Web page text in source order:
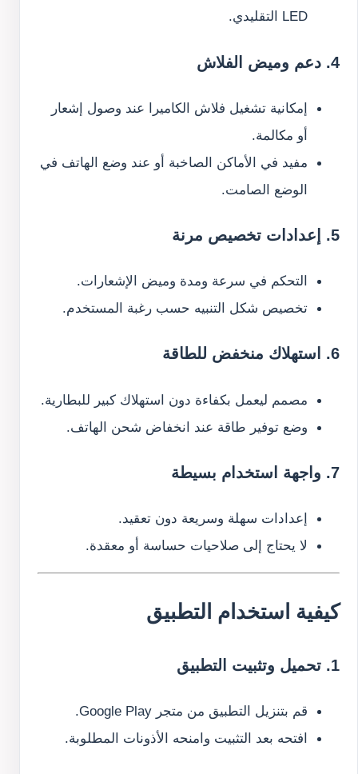
LED التقليدي.
4. دعم وميض الفلاش
إمكانية تشغيل فلاش الكاميرا عند وصول إشعار
أو مكالمة.
مفيد في الأماكن الصاخبة أو عند وضع الهاتف في
الوضع الصامت.
5. إعدادات تخصيص مرنة
التحكم في سرعة ومدة وميض الإشعارات.
تخصيص شكل التنبيه حسب رغبة المستخدم.
6. استهلاك منخفض للطاقة
مصمم ليعمل بكفاءة دون استهلاك كبير للبطارية.
وضع توفير طاقة عند انخفاض شحن الهاتف.
7. واجهة استخدام بسيطة
إعدادات سهلة وسريعة دون تعقيد.
لا يحتاج إلى صلاحيات حساسة أو معقدة.
كيفية استخدام التطبيق
1. تحميل وتثبيت التطبيق
قم بتنزيل التطبيق من متجر Google Play.
افتحه بعد التثبيت وامنحه الأذونات المطلوبة.